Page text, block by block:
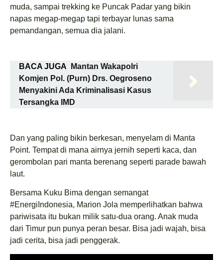
muda, sampai trekking ke Puncak Padar yang bikin
napas megap-megap tapi terbayar lunas sama
pemandangan, semua dia jalani.
BACA JUGA
Mantan Wakapolri
Komjen Pol. (Purn) Drs. Oegroseno
Menyakini Ada Kriminalisasi Kasus
Tersangka IMD
Dan yang paling bikin berkesan, menyelam di Manta
Point. Tempat di mana airnya jernih seperti kaca, dan
gerombolan pari manta berenang seperti parade bawah
laut.
Bersama Kuku Bima dengan semangat
#EnergiIndonesia, Marion Jola memperlihatkan bahwa
pariwisata itu bukan milik satu-dua orang. Anak muda
dari Timur pun punya peran besar. Bisa jadi wajah, bisa
jadi cerita, bisa jadi penggerak.